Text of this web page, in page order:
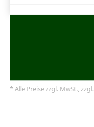
* Alle Preise zzgl. MwSt., zzgl.